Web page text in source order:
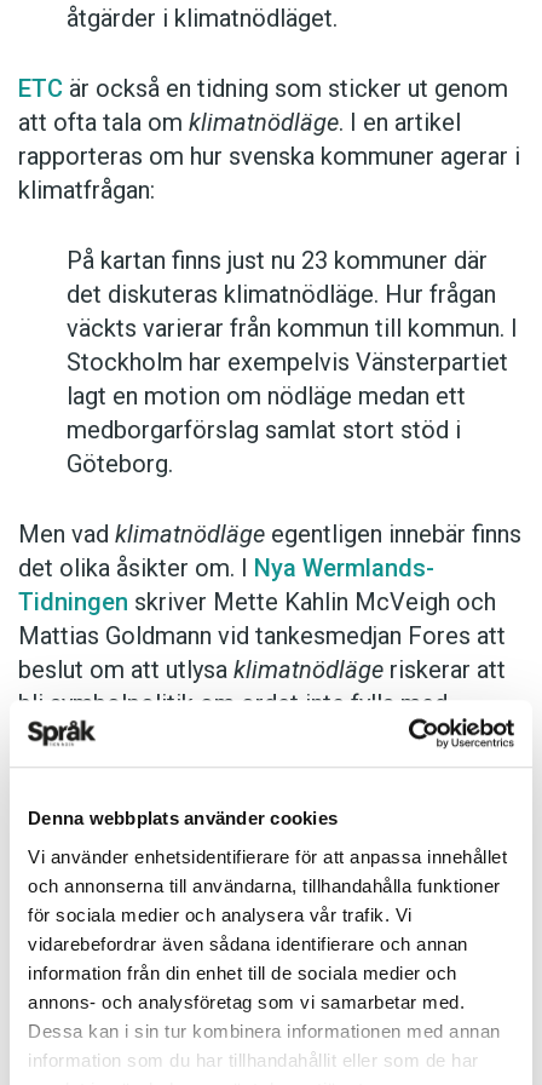
Denna webbplats använder cookies
Vi använder enhetsidentifierare för att anpassa innehållet
och annonserna till användarna, tillhandahålla funktioner
för sociala medier och analysera vår trafik. Vi
vidarebefordrar även sådana identifierare och annan
information från din enhet till de sociala medier och
annons- och analysföretag som vi samarbetar med.
Dessa kan i sin tur kombinera informationen med annan
information som du har tillhandahållit eller som de har
åtgärder i klimatnödläget.
ETC är också en tidning som sticker ut genom
att ofta tala om klimatnödläge. I en artikel
rapporteras om hur svenska kommuner agerar i
klimatfrågan:
På kartan finns just nu 23 kommuner där
det diskuteras klimatnödläge. Hur frågan
väckts varierar från kommun till kommun. I
Stockholm har exempelvis Vänsterpartiet
lagt en motion om nödläge medan ett
medborgarförslag samlat stort stöd i
Göteborg.
Men vad klimatnödläge egentligen innebär finns
det olika åsikter om. I Nya Wermlands-
Tidningen skriver Mette Kahlin McVeigh och
Mattias Goldmann vid tankesmedjan Fores att
beslut om att utlysa klimatnödläge riskerar att
bli symbolpolitik om ordet inte fylls med
konkret innehåll och verkliga åtgärder:
Storbritanniens nödläge infördes efter att
oppositionen bifallits; ett icke-bindande
tillkännagivande som inte heller haft någon
påverkan på brittisk klimatpolitik. Dagen
efter (!) att Kanadas regering utlyst
klimatnödläge godkände de en massiv
pipeline för ökad produktion av olja från